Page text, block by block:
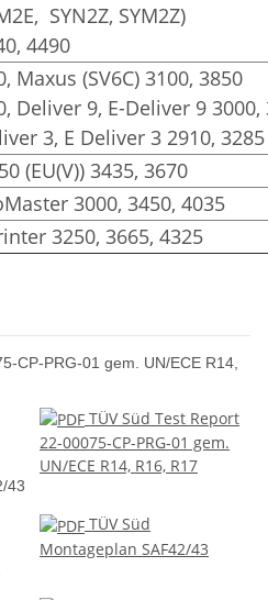
SYN2Z, SYM2Z)
4490
Maxus (SV6C) 3100, 3850
Deliver 9, E-Deliver 9 3000,
3, E Deliver 3 2910, 3285
(EU(V)) 3435, 3670
3000, 3450, 4035
3250, 3665, 4325
CP-PRG-01 gem. UN/ECE R14,
TÜV Süd Test Report
22-00075-CP-PRG-01 gem.
UN/ECE R14, R16, R17
43
TÜV Süd
Montageplan SAF42/43